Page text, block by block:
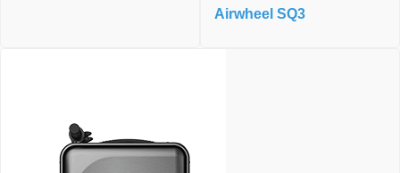
Airwheel SQ3